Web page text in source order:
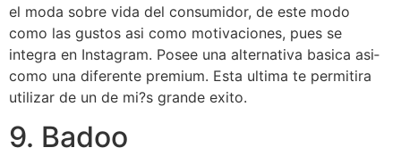
el moda sobre vida del consumidor, de este modo
como las gustos asi­ como motivaciones, pues se
integra en Instagram. Posee una alternativa basica asi­
como una diferente premium. Esta ultima te permitira
utilizar de un de mi?s grande exito.
9. Badoo